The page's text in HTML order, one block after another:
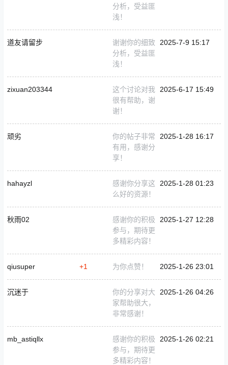
分析，受益匪
浅！
道友请留步
谢谢你的细致
分析，受益匪
浅！
2025-7-9 15:17
zixuan203344
这个讨论对我
很有帮助，谢
谢！
2025-6-17 15:49
顽劣
你的帖子非常
有用，感谢分
享！
2025-1-28 16:17
hahayzl
感谢你分享这
么好的资源！
2025-1-28 01:23
秋雨02
感谢你的积极
参与，期待更
多精彩内容！
2025-1-27 12:28
qiusuper +1 为你点赞！ 2025-1-26 23:01
沉迷于
你的分享对大
家帮助很大，
非常感谢！
2025-1-26 04:26
mb_astiqllx
感谢你的积极
参与，期待更
多精彩内容！
2025-1-26 02:21